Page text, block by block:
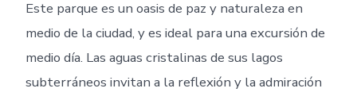
Este parque es un oasis de paz y naturaleza en
medio de la ciudad, y es ideal para una excursión de
medio día. Las aguas cristalinas de sus lagos
subterráneos invitan a la reflexión y la admiración